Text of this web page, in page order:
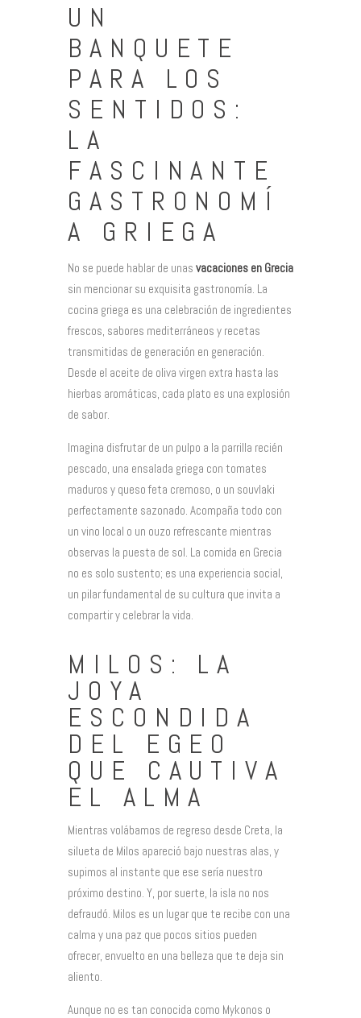
UN
BANQUETE
PARA LOS
SENTIDOS:
LA
FASCINANTE
GASTRONOMÍ
A GRIEGA
No se puede hablar de unas vacaciones en Grecia
sin mencionar su exquisita gastronomía. La
cocina griega es una celebración de ingredientes
frescos, sabores mediterráneos y recetas
transmitidas de generación en generación.
Desde el aceite de oliva virgen extra hasta las
hierbas aromáticas, cada plato es una explosión
de sabor.
Imagina disfrutar de un pulpo a la parrilla recién
pescado, una ensalada griega con tomates
maduros y queso feta cremoso, o un souvlaki
perfectamente sazonado. Acompaña todo con
un vino local o un ouzo refrescante mientras
observas la puesta de sol. La comida en Grecia
no es solo sustento; es una experiencia social,
un pilar fundamental de su cultura que invita a
compartir y celebrar la vida.
MILOS: LA
JOYA
ESCONDIDA
DEL EGEO
QUE CAUTIVA
EL ALMA
Mientras volábamos de regreso desde Creta, la
silueta de Milos apareció bajo nuestras alas, y
supimos al instante que ese sería nuestro
próximo destino. Y, por suerte, la isla no nos
defraudó. Milos es un lugar que te recibe con una
calma y una paz que pocos sitios pueden
ofrecer, envuelto en una belleza que te deja sin
aliento.
Aunque no es tan conocida como Mykonos o